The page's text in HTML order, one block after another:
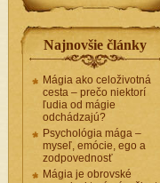
Najnovšie články
Mágia ako celoživotná
cesta – prečo niektorí
ľudia od mágie
odchádzajú?
Psychológia mága –
myseľ, emócie, ego a
zodpovednosť
Mágia je obrovské